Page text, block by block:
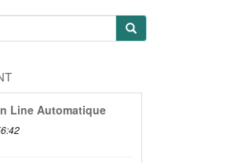
Line Automatique